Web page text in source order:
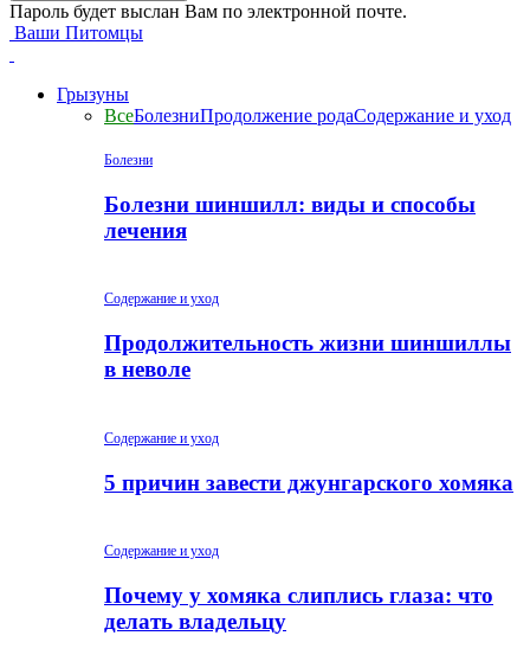
Пароль будет выслан Вам по электронной почте.
Ваши Питомцы
Грызуны
ВсеБолезниПродолжение родаСодержание и уход
Болезни
Болезни шиншилл: виды и способы
лечения
Содержание и уход
Продолжительность жизни шиншиллы
в неволе
Содержание и уход
5 причин завести джунгарского хомяка
Содержание и уход
Почему у хомяка слиплись глаза: что
делать владельцу